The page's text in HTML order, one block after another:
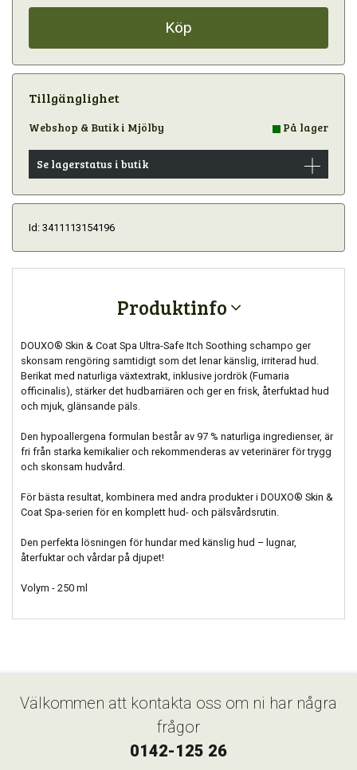
Köp
Tillgänglighet
Webshop & Butik i Mjölby På lager
Se lagerstatus i butik
Id: 3411113154196
Produktinfo
DOUXO® Skin & Coat Spa Ultra-Safe Itch Soothing schampo ger
skonsam rengöring samtidigt som det lenar känslig, irriterad hud.
Berikat med naturliga växtextrakt, inklusive jordrök (Fumaria
officinalis), stärker det hudbarriären och ger en frisk, återfuktad hud
och mjuk, glänsande päls.
Den hypoallergena formulan består av 97 % naturliga ingredienser, är
fri från starka kemikalier och rekommenderas av veterinärer för trygg
och skonsam hudvård.
För bästa resultat, kombinera med andra produkter i DOUXO® Skin &
Coat Spa-serien för en komplett hud- och pälsvårdsrutin.
Den perfekta lösningen för hundar med känslig hud – lugnar,
återfuktar och vårdar på djupet!
Volym - 250 ml
Välkommen att kontakta oss om ni har några
frågor
0142-125 26